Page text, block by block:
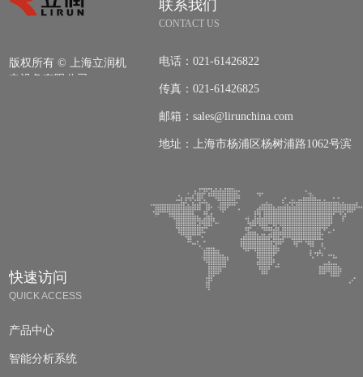
版权所有 © 上海立润机
电设备有限公司
电话： 021-61426822
传真： 021-61426825
邮箱： sales@lirunchina.com
地址： 上海市杨浦区杨树浦路1062号滨
联系我们
CONTACT US
产品中心
智能分析系统
快速访问
QUICK ACCESS